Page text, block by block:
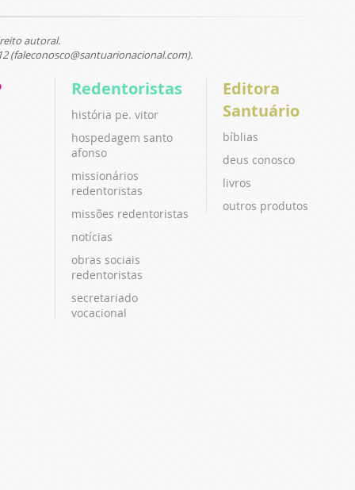
autoral.
(faleconosco@santuarionacional.com).
Redentoristas
história pe. vitor
hospedagem santo
afonso
missionários
redentoristas
missões redentoristas
notícias
obras sociais
redentoristas
secretariado
vocacional
Editora
Santuário
bíblias
deus conosco
livros
outros produtos